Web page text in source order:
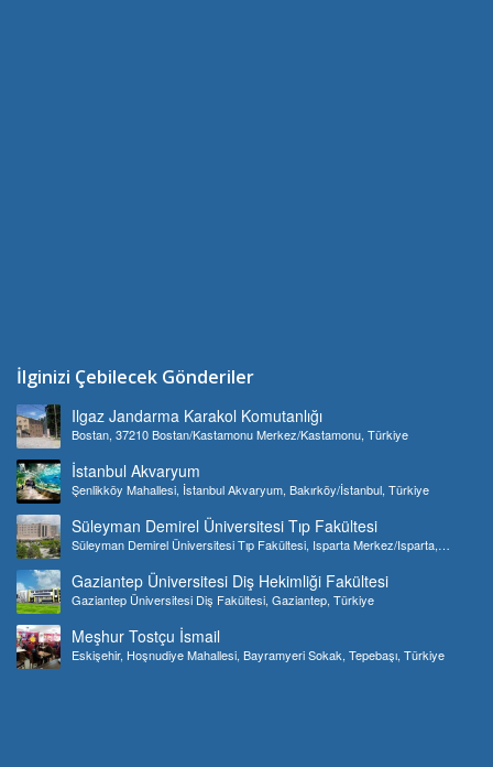
İlginizi Çebilecek Gönderiler
Ilgaz Jandarma Karakol Komutanlığı
Bostan, 37210 Bostan/Kastamonu Merkez/Kastamonu, Türkiye
İstanbul Akvaryum
Şenlikköy Mahallesi, İstanbul Akvaryum, Bakırköy/İstanbul, Türkiye
Süleyman Demirel Üniversitesi Tıp Fakültesi
Süleyman Demirel Üniversitesi Tıp Fakültesi, Isparta Merkez/Isparta,
Gaziantep Üniversitesi Diş Hekimliği Fakültesi
Gaziantep Üniversitesi Diş Fakültesi, Gaziantep, Türkiye
Meşhur Tostçu İsmail
Eskişehir, Hoşnudiye Mahallesi, Bayramyeri Sokak, Tepebaşı, Türkiye